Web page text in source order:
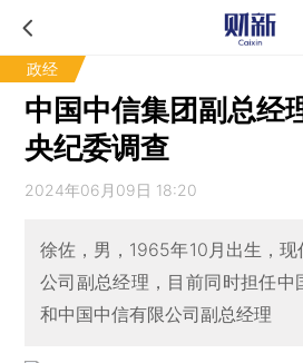
政经
中国中信集团副总经
央纪委调查
2024年06月09日 18:20
徐佐，男，1965年10月出生，
公司副总经理，目前同时担任中
和中国中信有限公司副总经理